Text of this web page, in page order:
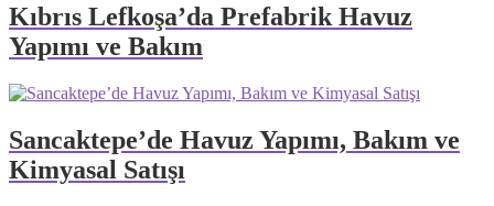
Kıbrıs Lefkoşa’da Prefabrik Havuz
Yapımı ve Bakım
Sancaktepe’de Havuz Yapımı, Bakım ve
Kimyasal Satışı